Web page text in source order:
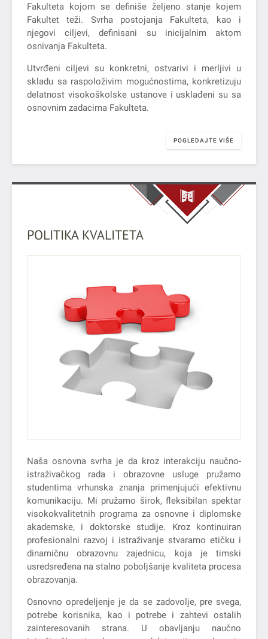
Fakulteta kojom se definiše željeno stanje kojem
Fakultet teži. Svrha postojanja Fakulteta, kao i
njegovi ciljevi, definisani su inicijalnim aktom
osnivanja Fakulteta.
Utvrđeni ciljevi su konkretni, ostvarivi i merljivi u
skladu sa raspoloživim mogućnostima, konkretizuju
delatnost visokoškolske ustanove i usklađeni su sa
osnovnim zadacima Fakulteta.
POGLEDAJTE VIŠE
POLITIKA KVALITETA
Naša osnovna svrha je da kroz interakciju naučno-
istraživačkog rada i obrazovne usluge pružamo
studentima vrhunska znanja primenjujući efektivnu
komunikaciju. Mi pružamo širok, fleksibilan spektar
visokokvalitetnih programa za osnovne i diplomske
akademske, i doktorske studije. Kroz kontinuiran
profesionalni razvoj i istraživanje stvaramo etičku i
dinamičnu obrazovnu zajednicu, koja je timski
usredsređena na stalno poboljšanje kvaliteta procesa
obrazovanja.
Osnovno opredeljenje je da se zadovolje, pre svega,
potrebe korisnika, kao i potrebe i zahtevi ostalih
zainteresovanih strana. U obavljanju naučno